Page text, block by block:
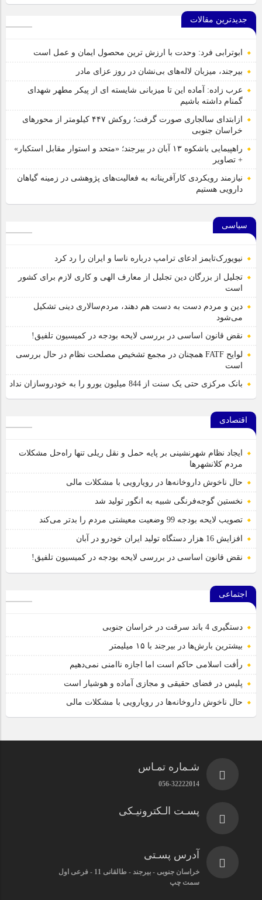
جدیدترین مقالات
ابوترابی فرد: وحدت با ارزش ترین محصول ایمان و عمل است
بیرجند، میزبان لاله‌های بی‌نشان در روز عزای مادر
عرب زاده: آماده این تا میزبانی شایسته ای از پیکر مطهر شهدای
گمنام داشته باشیم
ازابتدای سالجاری صورت گرفت؛ روکش ۴۴۷ کیلومتر از محورهای
خراسان جنوبی
راهپیمایی باشکوه ۱۳ آبان در بیرجند؛ «متحد و استوار مقابل استکبار»
+ تصاویر
نیازمند رویکردی کارآفرینانه به فعالیت‌های پژوهشی در زمینه گیاهان
دارویی هستیم
سیاسی
نیویورک‌تایمز ادعای ترامپ درباره ناسا و ایران را رد کرد
تجلیل از بزرگان دین تجلیل از معارف الهی و کاری لازم برای کشور
است
دین و مردم دست به‌ دست هم دهند، مردم‌سالاری دینی تشکیل
می‌شود
نقض قانون اساسی در بررسی لایحه بودجه در کمیسیون تلفیق!
لوایح FATF همچنان در مجمع تشخیص مصلحت نظام در حال بررسی
است
بانک مرکزی حتی یک سنت از 844 میلیون یورو را به خودروسازان نداد
اقتصادی
ایجاد نظام شهرنشینی بر پایه حمل و نقل ریلی تنها راه‌حل مشکلات
مردم کلانشهرها
حال ناخوش داروخانه‌ها در رویارویی با مشکلات مالی
نخستین گوجه‌فرنگی شبیه به انگور تولید شد
تصویب لایحه بودجه 99 وضعیت معیشتی مردم را بدتر می‌کند
افزایش 16 هزار دستگاه تولید ایران خودرو در آبان
نقض قانون اساسی در بررسی لایحه بودجه در کمیسیون تلفیق!
اجتماعی
دستگیری 4 باند سرقت در خراسان جنوبی
بیشترین بارش‌ها در بیرجند با ۱۵ میلیمتر
رأفت اسلامی حاکم است اما اجازه ناامنی نمی‌دهیم
پلیس در فضای حقیقی و مجازی آماده و هوشیار است
حال ناخوش داروخانه‌ها در رویارویی با مشکلات مالی
شـماره تمـاس
056-32222014
پسـت الـکترونیـکی
آدرس پسـتی
خراسان جنوبی - بیرجند - طالقانی 11 - فرعی اول
سمت چپ